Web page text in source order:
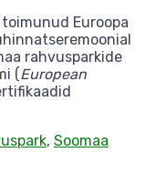
Euroopa
rahvusparkide
(European
, Soomaa